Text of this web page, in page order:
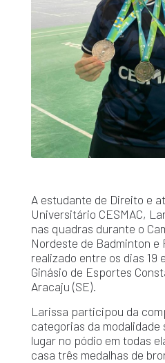
A estudante de Direito e
Universitário CESMAC,
nas quadras durante o
Nordeste de Badminton e
realizado entre os dias 19
Ginásio de Esportes
Aracaju (SE).
Larissa participou da
categorias da
lugar no pódio em todas
casa três medalhas de